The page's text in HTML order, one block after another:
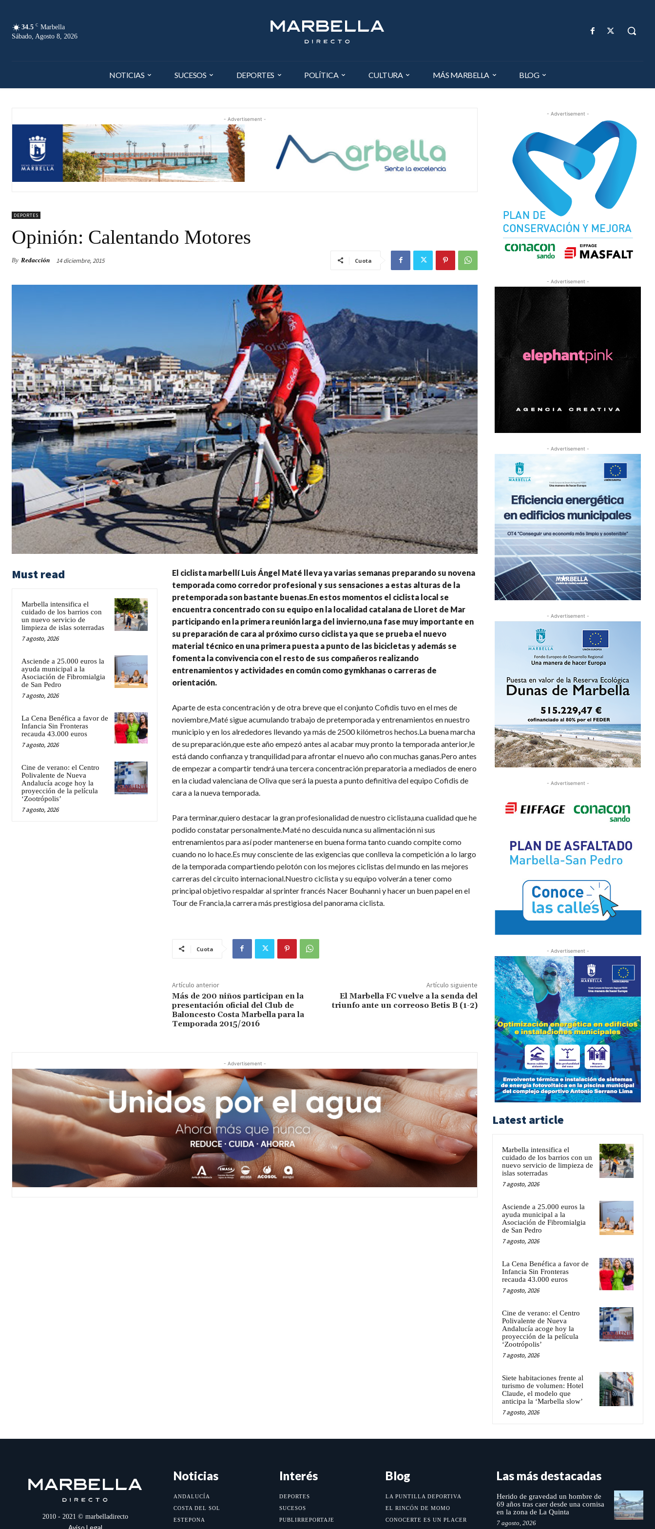
34.5 C Marbella
Sábado, Agosto 8, 2026
NOTICIAS SUCESOS DEPORTES POLÍTICA CULTURA MÁS MARBELLA BLOG
- Advertisement -
DEPORTES
Opinión: Calentando Motores
By Redacción 14 diciembre, 2015 Cuota
Must read
Marbella intensifica el
cuidado de los barrios con
un nuevo servicio de
limpieza de islas soterradas
7 agosto, 2026
Asciende a 25.000 euros la
ayuda municipal a la
Asociación de Fibromialgia
de San Pedro
7 agosto, 2026
La Cena Benéfica a favor de
Infancia Sin Fronteras
recauda 43.000 euros
7 agosto, 2026
Cine de verano: el Centro
Polivalente de Nueva
Andalucía acoge hoy la
proyección de la película
‘Zootrópolis’
7 agosto, 2026
El ciclista marbellí Luis Ángel Maté lleva ya varias semanas preparando su novena
temporada como corredor profesional y sus sensaciones a estas alturas de la
pretemporada son bastante buenas.En estos momentos el ciclista local se
encuentra concentrado con su equipo en la localidad catalana de Lloret de Mar
participando en la primera reunión larga del invierno,una fase muy importante en
su preparación de cara al próximo curso ciclista ya que se prueba el nuevo
material técnico en una primera puesta a punto de las bicicletas y además se
fomenta la convivencia con el resto de sus compañeros realizando
entrenamientos y actividades en común como gymkhanas o carreras de
orientación.
Aparte de esta concentración y de otra breve que el conjunto Cofidis tuvo en el mes de
noviembre,Maté sigue acumulando trabajo de pretemporada y entrenamientos en nuestro
municipio y en los alrededores llevando ya más de 2500 kilómetros hechos.La buena marcha
de su preparación,que este año empezó antes al acabar muy pronto la temporada anterior,le
está dando confianza y tranquilidad para afrontar el nuevo año con muchas ganas.Pero antes
de empezar a compartir tendrá una tercera concentración preparatoria a mediados de enero
en la ciudad valenciana de Oliva que será la puesta a punto definitiva del equipo Cofidis de
cara a la nueva temporada.
Para terminar,quiero destacar la gran profesionalidad de nuestro ciclista,una cualidad que he
podido constatar personalmente.Maté no descuida nunca su alimentación ni sus
entrenamientos para así poder mantenerse en buena forma tanto cuando compite como
cuando no lo hace.Es muy consciente de las exigencias que conlleva la competición a lo largo
de la temporada compartiendo pelotón con los mejores ciclistas del mundo en las mejores
carreras del circuito internacional.Nuestro ciclista y su equipo volverán a tener como
principal objetivo respaldar al sprinter francés Nacer Bouhanni y hacer un buen papel en el
Tour de Francia,la carrera más prestigiosa del panorama ciclista.
Cuota
Artículo anterior
Más de 200 niños participan en la
presentación oficial del Club de
Baloncesto Costa Marbella para la
Temporada 2015/2016
Artículo siguiente
El Marbella FC vuelve a la senda del
triunfo ante un correoso Betis B (1-2)
- Advertisement -
- Advertisement -
- Advertisement -
- Advertisement -
- Advertisement -
- Advertisement -
- Advertisement -
Latest article
Marbella intensifica el
cuidado de los barrios con un
nuevo servicio de limpieza de
islas soterradas
7 agosto, 2026
Asciende a 25.000 euros la
ayuda municipal a la
Asociación de Fibromialgia
de San Pedro
7 agosto, 2026
La Cena Benéfica a favor de
Infancia Sin Fronteras
recauda 43.000 euros
7 agosto, 2026
Cine de verano: el Centro
Polivalente de Nueva
Andalucía acoge hoy la
proyección de la película
‘Zootrópolis’
7 agosto, 2026
Siete habitaciones frente al
turismo de volumen: Hotel
Claude, el modelo que
anticipa la ‘Marbella slow’
7 agosto, 2026
2010 - 2021 © marbelladirecto
Aviso Legal
Noticias
ANDALUCÍA
COSTA DEL SOL
ESTEPONA
Interés
DEPORTES
SUCESOS
PUBLIRREPORTAJE
Blog
LA PUNTILLA DEPORTIVA
EL RINCÓN DE MOMO
CONOCERTE ES UN PLACER
Las más destacadas
Herido de gravedad un hombre de
69 años tras caer desde una cornisa
en la zona de La Quinta
7 agosto, 2026